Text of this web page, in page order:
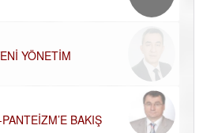
YÖNETİM
BAKIŞ